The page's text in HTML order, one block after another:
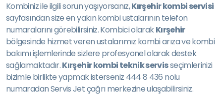
Kombiniz ile ilgili sorun yaşıyorsanız,Kırşehir kombi servisi
sayfasından size en yakın kombi ustalarının telefon
numaralarını görebilirsiniz. Kombici olarakKırşehir
bölgesinde hizmet veren ustalarımız kombi arıza ve kombi
bakımı işlemlerinde sizlere profesyonel olarak destek
sağlamaktadır.Kırşehir kombi teknik servisseçimlerinizi
bizimle birlikte yapmak isterseniz 444 8 436 nolu
numaradan Servis Jet çağrı merkezine ulaşabilirsiniz.